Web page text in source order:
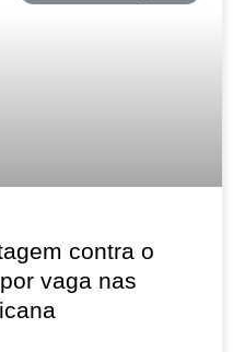
contra o
vaga nas